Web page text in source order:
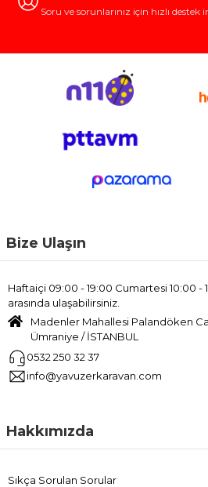
Soru ve sorunlarınız için hızlı destek
Bize Ulaşın
Haftaiçi 09:00 - 19:00 Cumartesi 10:00 -
arasında ulaşabilirsiniz.
Madenler Mahallesi Palandöken
Ümraniye / İSTANBUL
0532 250 32 37
info@yavuzerkaravan.com
Hakkımızda
Sıkça Sorulan Sorular